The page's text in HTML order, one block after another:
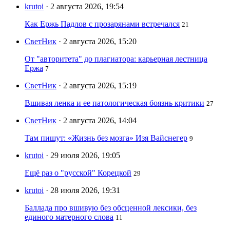
krutoi · 2 августа 2026, 19:54
Как Ержь Падлов с прозарянами встречался 21
СветНик · 2 августа 2026, 15:20
От "авторитета" до плагиатора: карьерная лестница
Ержа 7
СветНик · 2 августа 2026, 15:19
Вшивая ленка и ее патологическая боязнь критики 27
СветНик · 2 августа 2026, 14:04
Там пишут: «Жизнь без мозга» Изя Вайснегер 9
krutoi · 29 июля 2026, 19:05
Ещё раз о "русской" Корецкой 29
krutoi · 28 июля 2026, 19:31
Баллада про вшивую без обсценной лексики, без
единого матерного слова 11